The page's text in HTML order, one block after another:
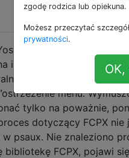
napotkałem
innych komputerach z
śladu dziennika), a
menu.
tylko na poważnie,
dotyczący FCPX
psaux. Nie znaleziono
FCPX, pojawi
zgodę rodzica lub opiekuna.
Możesz przeczytać
prywatności.